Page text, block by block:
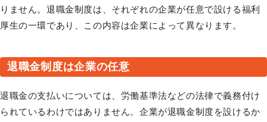
りません。退職金制度は、それぞれの企業が任意で設ける福利
厚生の一環であり、この内容は企業によって異なります。
退職金制度は企業の任意
退職金の支払いについては、労働基準法などの法律で義務付け
られているわけではありません。企業が退職金制度を設けるか